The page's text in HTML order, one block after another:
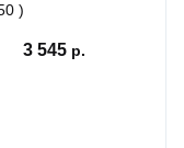
)
3 545